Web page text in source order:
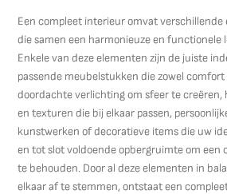
Een compleet interieur omvat verschillende
die samen een harmonieuze en functionele
Enkele van deze elementen zijn de juiste
passende meubelstukken die zowel comfort
doordachte verlichting om sfeer te creëren,
en texturen die bij elkaar passen,
kunstwerken of decoratieve items die uw
en tot slot voldoende opbergruimte om een
te behouden. Door al deze elementen in
elkaar af te stemmen, ontstaat een